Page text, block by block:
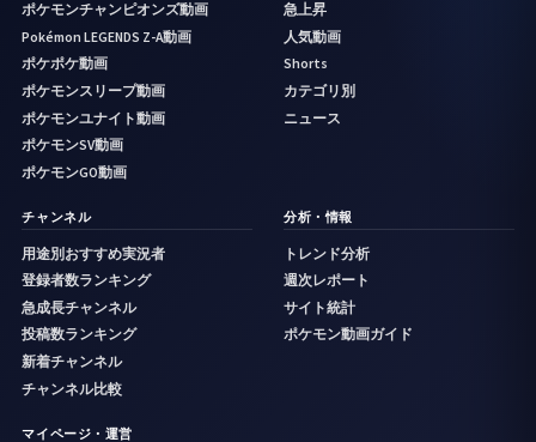
ポケモンチャンピオンズ動画
Pokémon LEGENDS Z-A動画
ポケポケ動画
ポケモンスリープ動画
ポケモンユナイト動画
ポケモンSV動画
ポケモンGO動画
急上昇
人気動画
Shorts
カテゴリ別
ニュース
チャンネル
用途別おすすめ実況者
登録者数ランキング
急成長チャンネル
投稿数ランキング
新着チャンネル
チャンネル比較
分析・情報
トレンド分析
週次レポート
サイト統計
ポケモン動画ガイド
マイページ・運営